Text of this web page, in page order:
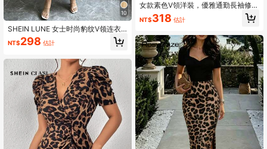
10
SHEIN LUNE 女士时尚豹纹V领连衣
NT$298 估計
女款素色V領洋裝，優雅通勤長袖修身
中長版貼身洋裝，四季皆宜
NT$318 估計